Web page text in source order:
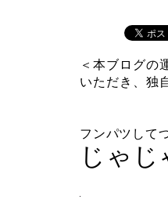
＜本ブログの
いただき、独
フンパツして
じゃじ